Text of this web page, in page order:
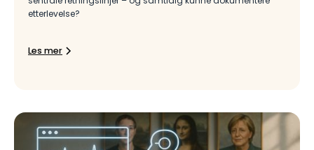
etterlevelse?
Les mer